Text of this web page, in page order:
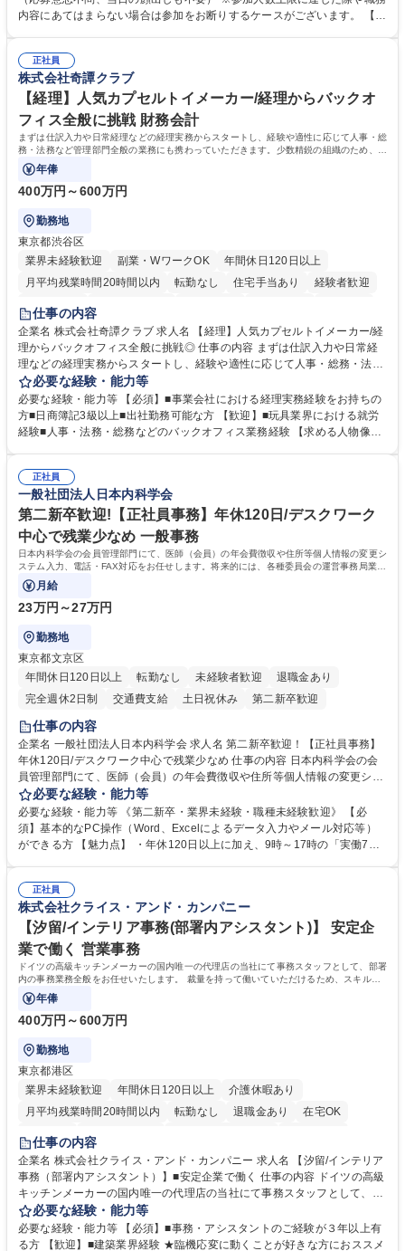
しているのかについてもお伝えします。日立建機には借上げ部屋制度、住
参加時のお顔出しも不要です。ぜひ、お気軽にエントリーください。 募集
職種 【9/2(水)19:00開催】応募意思不問WEBセミナー/総合職★8/26応募
〆
内容にあてはまらない場合は参加をお断りするケースがございます。 【主
格：正社員
株式会社奇譚クラブ
【経理】人気カプセルトイメーカー/経理からバックオ
フィス全般に挑戦 財務会計
まずは仕訳入力や日常経理などの経理実務からスタートし、経験や適性に応じて人事・総
務・法務など管理部門全般の業務にも携わっていただきます。少数精鋭の組織のため、管
理部門責任者のもとで幅広い実務経験を
年俸
400万円～600万円
勤務地
東京都渋谷区
業界未経験歓迎
副業・WワークOK
年間休日120日以上
月平均残業時間20時間以内
転勤なし 住宅手当あり
経験者歓迎
退職金あり
仕事の内容
企業名 株式会社奇譚クラブ 求人名 【経理】人気カプセルトイメーカー/経
理からバックオフィス全般に挑戦◎ 仕事の内容 まずは仕訳入力や日常経
理などの経理実務からスタートし、経験や適性に応じて人事・総務・法務
など管理部門全般の業務にも携わっていただきます。少数精鋭の組織のた
め、管理部門責任者のもとで幅広い実務経験を 積みながら、バックオフィ
ス全般の知識・経験を身につけられるポジションです。 【業務詳細】 ■会
計ソフト（弥生会計）への仕訳入力■請求書の処理、経費精算 ■売掛金・
般へ携わっていただく予定です。 募集職種 【経理】人気カプセルトイメ
ーカー/経理からバックオフィス全般に挑戦◎
必要な経験・能力等
必要な経験・能力等 【必須】■事業会社における経理実務経験をお持ちの
方■日商簿記3級以上■出社勤務可能な方 【歓迎】■玩具業界における就労
経験■人事・法務・総務などのバックオフィス業務経験 【求める人物像】
・周囲の状況を見ながら、先回りして業務に取り組める方 ・少人数組織な
らではの変化を前向きに楽しめる方 学歴・資格 学歴：大学院 大学 高専 短
大 専修学校 高校 語学力： 資格：日商簿記検定3級 日商簿記検定2級
正社員
一般社団法人日本内科学会
第二新卒歓迎!【正社員事務】年休120日/デスクワーク
中心で残業少なめ 一般事務
日本内科学会の会員管理部門にて、医師（会員）の年会費徴収や住所等個人情報の変更シ
ステム入力、電話・FAX対応をお任せします。将来的には、各種委員会の運営事務局業務
などにも幅広く携わっていただきます。
月給
23万円～27万円
勤務地
東京都文京区
年間休日120日以上
転勤なし 未経験者歓迎
退職金あり
完全週休2日制
交通費支給 土日祝休み 第二新卒歓迎
仕事の内容
企業名 一般社団法人日本内科学会 求人名 第二新卒歓迎！【正社員事務】
年休120日/デスクワーク中心で残業少なめ 仕事の内容 日本内科学会の会
員管理部門にて、医師（会員）の年会費徴収や住所等個人情報の変更シス
テム入力、電話・FAX対応をお任せします。将来的には、各種委員会の運
営事務局業務などにも幅広く携わっていただきます。 【会員管理・データ
入力業務】 ・医師（会員）の住所変更、個人情報のシステム登録・更新
・年会費の徴収管理や入金データの照合確認 【問い合わせ対応】 ・会員
年休120日/デスクワーク中心で残業少なめ
必要な経験・能力等
必要な経験・能力等 《第二新卒・業界未経験・職種未経験歓迎》 【必
須】基本的なPC操作（Word、Excelによるデータ入力やメール対応等）
ができる方 【魅力点】 ・年休120日以上に加え、9時～17時の「実働7時
整、資料作成、当日の運営サポート 学歴・資格 学歴：大学院 大学 語学
力： 資格：
正社員
株式会社クライス・アンド・カンパニー
【汐留/インテリア事務(部署内アシスタント)】 安定企
業で働く 営業事務
ドイツの高級キッチンメーカーの国内唯一の代理店の当社にて事務スタッフとして、部署
内の事務業務全般をお任せいたします。 裁量を持って働いていただけるため、スキルア
ップも可能です。
年俸
400万円～600万円
勤務地
東京都港区
業界未経験歓迎
年間休日120日以上
介護休暇あり
月平均残業時間20時間以内
転勤なし 退職金あり
在宅OK
育休あり
完全週休2日制
駅近5分以内
土日祝休み
仕事の内容
企業名 株式会社クライス・アンド・カンパニー 求人名 【汐留/インテリア
事務（部署内アシスタント）】■安定企業で働く 仕事の内容 ドイツの高級
キッチンメーカーの国内唯一の代理店の当社にて事務スタッフとして、部
署内の事務業務全般をお任せいたします。 裁量を持って働いていただける
ため、スキルアップも可能です。 【部署内の事務業務全般】 ■サンプルの
仕分け・整理 ■電話応対 ■書類作成（会議資料、お客様宛請求書、支払書
必要な経験・能力等
必要な経験・能力等 【必須】■事務・アシスタントのご経験が３年以上有
る方 【歓迎】■建築業界経験 ★臨機応変に動くことが好きな方におススメ